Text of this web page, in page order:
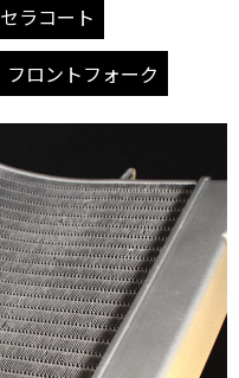
セラコート
フロントフォーク